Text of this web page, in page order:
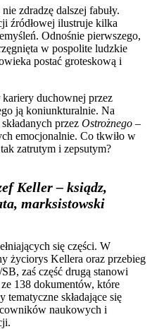
zdradzę dalszej fabuły.
źródłowej ilustruje kilka
Odnośnie pierwszego,
w pospolite ludzkie
postać groteskową i
duchownej przez
ją koniunkturalnie. Na
przez Ostrożnego –
emocjonalnie. Co tkwiło w
zatrutym i zepsutym?
Keller – ksiądz,
marksistowski
się części. W
życiorys Kellera oraz przebieg
zaś część drugą stanowi
138 dokumentów, które
składające się
naukowych i